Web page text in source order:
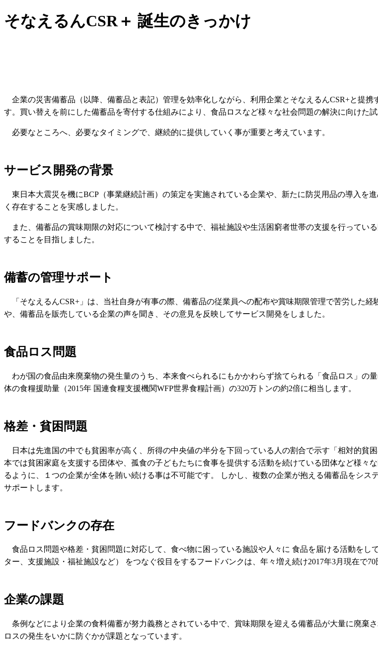
そなえるんCSR＋ 誕生のきっかけ
企業の災害備蓄品（以降、備蓄品と表記）管理を効率化しながら、利用企業とそなえるんCSR+と提
す。買い替えを前にした備蓄品を寄付する仕組みにより、食品ロスなど様々な社会問題の解決に向けた試
必要なところへ、必要なタイミングで、継続的に提供していく事が重要と考えています。
サービス開発の背景
東日本大震災を機にBCP（事業継続計画）の策定を実施されている企業や、新たに防災用品の導入を
く存在することを実感しました。
また、備蓄品の賞味期限の対応について検討する中で、福祉施設や生活困窮者世帯の支援を行って
することを目指しました。
備蓄の管理サポート
「そなえるんCSR+」は、当社自身が有事の際、備蓄品の従業員への配布や賞味期限管理で苦労した
や、備蓄品を販売している企業の声を聞き、その意見を反映してサービス開発をしました。
食品ロス問題
わが国の食品由来廃棄物の発生量のうち、本来食べられるにもかかわらず捨てられる「食品ロス」の
体の食糧援助量（2015年 国連食糧支援機関WFP世界食糧計画）の320万トンの約2倍に相当します。
格差・貧困問題
日本は先進国の中でも貧困率が高く、所得の中央値の半分を下回っている人の割合で示す「相対的貧
本では貧困家庭を支援する団体や、孤食の子どもたちに食事を提供する活動を続けている団体など様々
るように、１つの企業が全体を賄い続ける事は不可能です。 しかし、複数の企業が抱える備蓄品をシ
サポートします。
フードバンクの存在
食品ロス問題や格差・貧困問題に対応して、食べ物に困っている施設や人々に 食品を届ける活動を
ター、支援施設・福祉施設など） をつなぐ役目をするフードバンクは、年々増え続け2017年3月現在で70
企業の課題
条例などにより企業の食料備蓄が努力義務とされている中で、賞味期限を迎える備蓄品が大量に廃棄
ロスの発生をいかに防ぐかが課題となっています。